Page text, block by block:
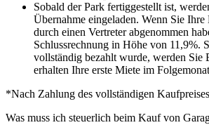
Sobald der Park fertiggestellt ist,
Übernahme eingeladen. Wenn Sie Ihre
durch einen Vertreter abgenommen
Schlussrechnung in Höhe von 11,9%.
vollständig bezahlt wurde, werden Sie
erhalten Ihre erste Miete im
*Nach Zahlung des vollständigen
Was muss ich steuerlich beim Kauf von